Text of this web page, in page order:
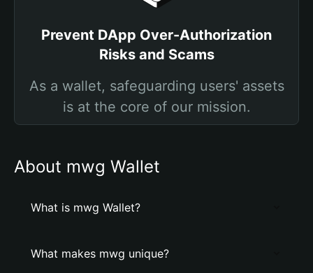
Prevent DApp Over-Authorization
Risks and Scams
As a wallet, safeguarding users' assets
is at the core of our mission.
About mwg Wallet
What is mwg Wallet?
What makes mwg unique?